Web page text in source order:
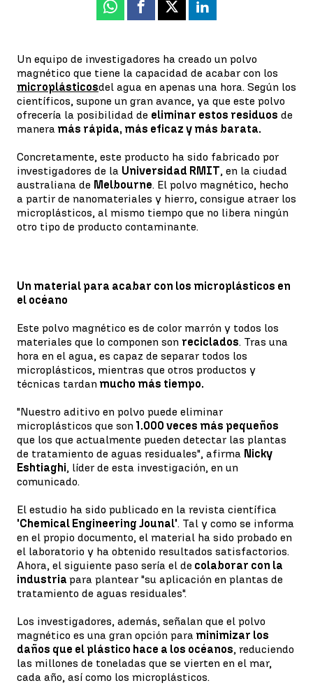
Whatsapp
Facebook
X Linkedin
Un equipo de investigadores ha creado un polvo
magnético que tiene la capacidad de acabar con los
microplásticosdel agua en apenas una hora. Según los
científicos, supone un gran avance, ya que este polvo
ofrecería la posibilidad de eliminar estos residuos de
manera más rápida, más eficaz y más barata.
Concretamente, este producto ha sido fabricado por
investigadores de la Universidad RMIT, en la ciudad
australiana de Melbourne. El polvo magnético, hecho
a partir de nanomateriales y hierro, consigue atraer los
microplásticos, al mismo tiempo que no libera ningún
otro tipo de producto contaminante.
Un material para acabar con los microplásticos en
el océano
Este polvo magnético es de color marrón y todos los
materiales que lo componen son reciclados. Tras una
hora en el agua, es capaz de separar todos los
microplásticos, mientras que otros productos y
técnicas tardan mucho más tiempo.
"Nuestro aditivo en polvo puede eliminar
microplásticos que son 1.000 veces más pequeños
que los que actualmente pueden detectar las plantas
de tratamiento de aguas residuales", afirma Nicky
Eshtiaghi, líder de esta investigación, en un
comunicado.
El estudio ha sido publicado en la revista científica
'Chemical Engineering Jounal'. Tal y como se informa
en el propio documento, el material ha sido probado en
el laboratorio y ha obtenido resultados satisfactorios.
Ahora, el siguiente paso sería el de colaborar con la
industria para plantear "su aplicación en plantas de
tratamiento de aguas residuales".
Los investigadores, además, señalan que el polvo
magnético es una gran opción para minimizar los
daños que el plástico hace a los océanos, reduciendo
las millones de toneladas que se vierten en el mar,
cada año, así como los microplásticos.